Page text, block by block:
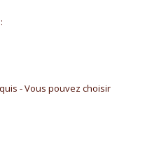
- Vous pouvez choisir